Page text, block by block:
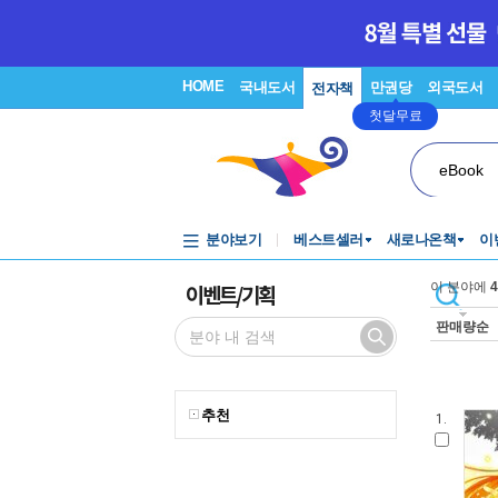
HOME 국내도서 전자책 만권당
첫달무료
외국도서
eBook
분야보기 베스트셀러 새로나온책 이
이벤트/기획
추천
이 분야에 4
판매량순
1.